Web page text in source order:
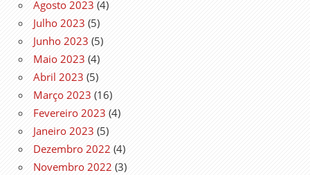
Agosto 2023 (4)
Julho 2023 (5)
Junho 2023 (5)
Maio 2023 (4)
Abril 2023 (5)
Março 2023 (16)
Fevereiro 2023 (4)
Janeiro 2023 (5)
Dezembro 2022 (4)
Novembro 2022 (3)